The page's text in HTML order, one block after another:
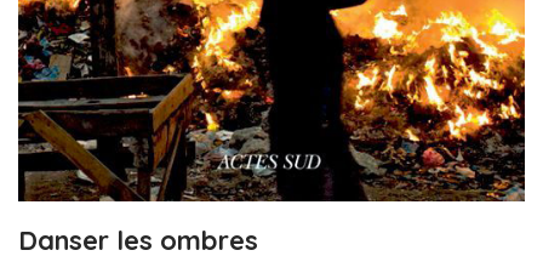
Danser les ombres